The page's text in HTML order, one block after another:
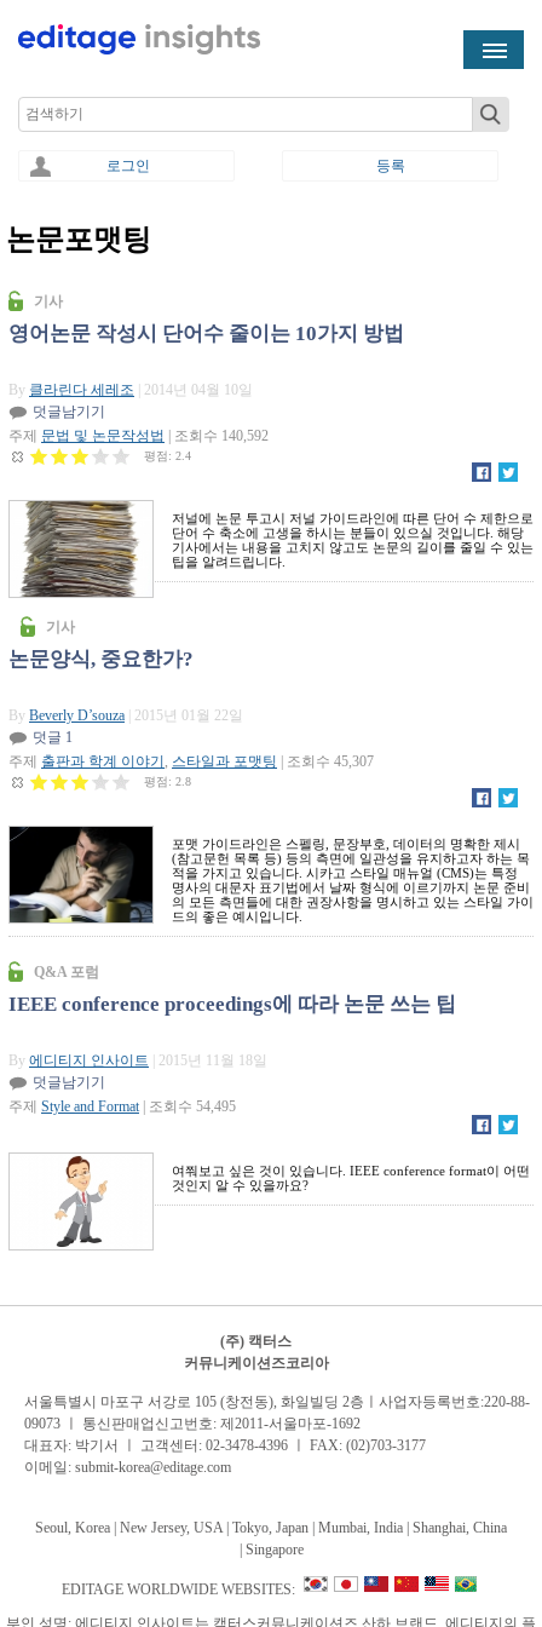
Search
로그인 등록
You are here
논문포맷팅
기사
영어논문 작성시 단어수 줄이는 10가지 방법
By 클라린다 세레조
| 2014년 04월 10일
덧글남기기
주제 문법 및 논문작성법 | 조회수 140,592
평점: 2.4
저널에 논문 투고시 저널 가이드라인에 따른 단어 수 제한으로
단어 수 축소에 고생을 하시는 분들이 있으실 것입니다. 해당
기사에서는 내용을 고치지 않고도 논문의 길이를 줄일 수 있는
팁을 알려드립니다.
기사
논문양식, 중요한가?
By Beverly D’souza
| 2015년 01월 22일
덧글 1
주제 출판과 학계 이야기 , 스타일과 포맷팅 | 조회수 45,307
평점: 2.8
포맷 가이드라인은 스펠링, 문장부호, 데이터의 명확한 제시
(참고문헌 목록 등) 등의 측면에 일관성을 유지하고자 하는 목
적을 가지고 있습니다. 시카고 스타일 매뉴얼 (CMS)는 특정
명사의 대문자 표기법에서 날짜 형식에 이르기까지 논문 준비
의 모든 측면들에 대한 권장사항을 명시하고 있는 스타일 가이
드의 좋은 예시입니다.
Q&A 포럼
IEEE conference proceedings에 따라 논문 쓰는 팁
By 에디티지 인사이트
| 2015년 11월 18일
덧글남기기
주제 Style and Format| 조회수 54,495
여쭤보고 싶은 것이 있습니다. IEEE conference format이 어떤
것인지 알 수 있을까요?
(주) 캑터스
커뮤니케이션즈코리아
서 울특별시 마포구 서강로 105 (창전동), 화일빌딩 2층 ㅣ사업자등록번호:220-88-
09073 ㅣ 통신판매업신고번호: 제2011-서울마포-1692
대표자: 박기서 ㅣ 고객센터: 02-3478-4396 ㅣ FAX: (02)703-3177
이메일: submit-korea@editage.com
Seoul, Korea | New Jersey, USA | Tokyo, Japan | Mumbai, India | Shanghai, China
|Singapore
EDITAGE WORLDWIDE WEBSITES:
부인 성명: 에디티지 인사이트는 캑터스커뮤니케이션즈 산하 브랜드, 에디티지의 플